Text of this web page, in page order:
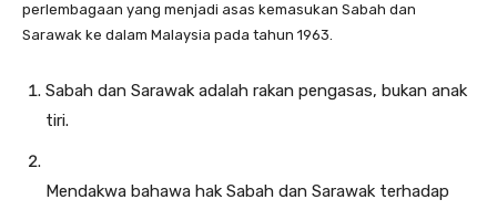
perlembagaan yang menjadi asas kemasukan Sabah dan
Sarawak ke dalam Malaysia pada tahun 1963.
Sabah dan Sarawak adalah rakan pengasas, bukan anak
tiri.
Mendakwa bahawa hak Sabah dan Sarawak terhadap